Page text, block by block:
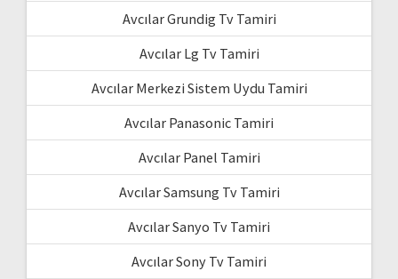
Avcılar Grundig Tv Tamiri
Avcılar Lg Tv Tamiri
Avcılar Merkezi Sistem Uydu Tamiri
Avcılar Panasonic Tamiri
Avcılar Panel Tamiri
Avcılar Samsung Tv Tamiri
Avcılar Sanyo Tv Tamiri
Avcılar Sony Tv Tamiri